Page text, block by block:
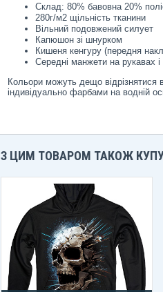
Склад: 80% бавовна 20%
280г/м2 щільність тканини
Вільний подовжений силует
Капюшон зі шнурком
Кишеня кенгуру (передня
Середні манжети на рукавах і
Кольори можуть дещо відрізнятися
індивідуально фарбами на водній
З ЦИМ ТОВАРОМ ТАКОЖ